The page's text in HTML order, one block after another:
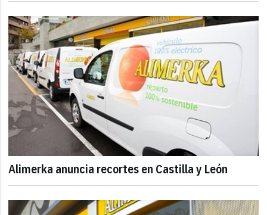
Alimerka anuncia recortes en Castilla y León